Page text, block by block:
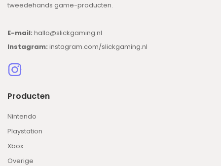
tweedehands game-producten.
E-mail: hallo@slickgaming.nl
Instagram: instagram.com/slickgaming.nl
Producten
Nintendo
Playstation
Xbox
Overige